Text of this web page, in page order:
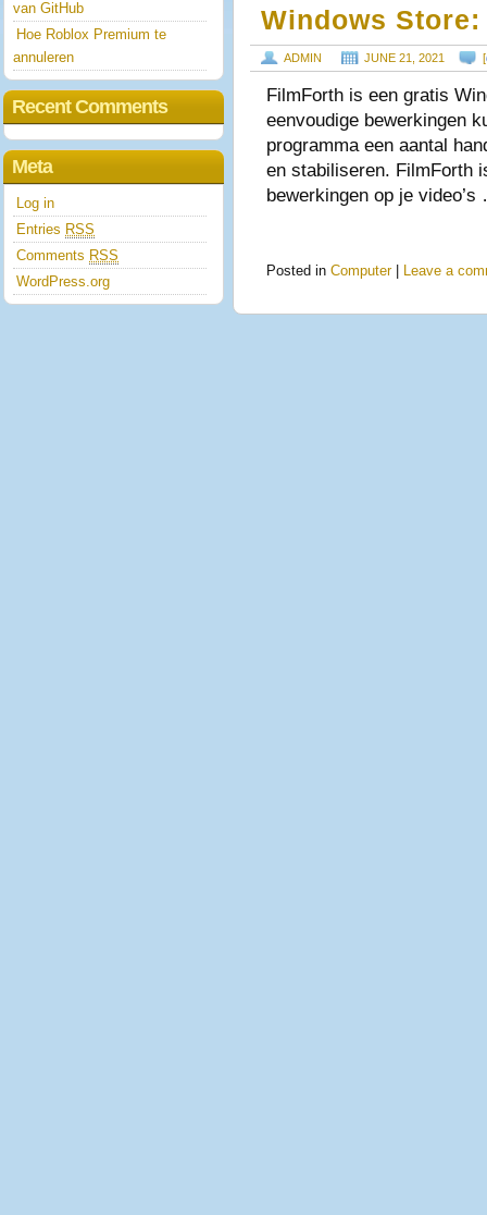
Windows
ADMIN JUNE 21, 2021 [
FilmForth is een gratis
eenvoudige bewerkingen
programma een aantal
en stabiliseren. FilmForth
bewerkingen op je
Posted in Computer Leave a
van GitHub
Hoe Roblox Premium te
annuleren
Recent Comments
Meta
Log in
Entries RSS
Comments RSS
WordPress.org